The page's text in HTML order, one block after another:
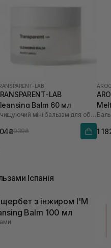
LAB
LAB
Balm 60 мл
Очищуючий міні бальзам для обличчя
939₴ 1
Іспанія
щербет з інжиром I'M
Balm 100 мл